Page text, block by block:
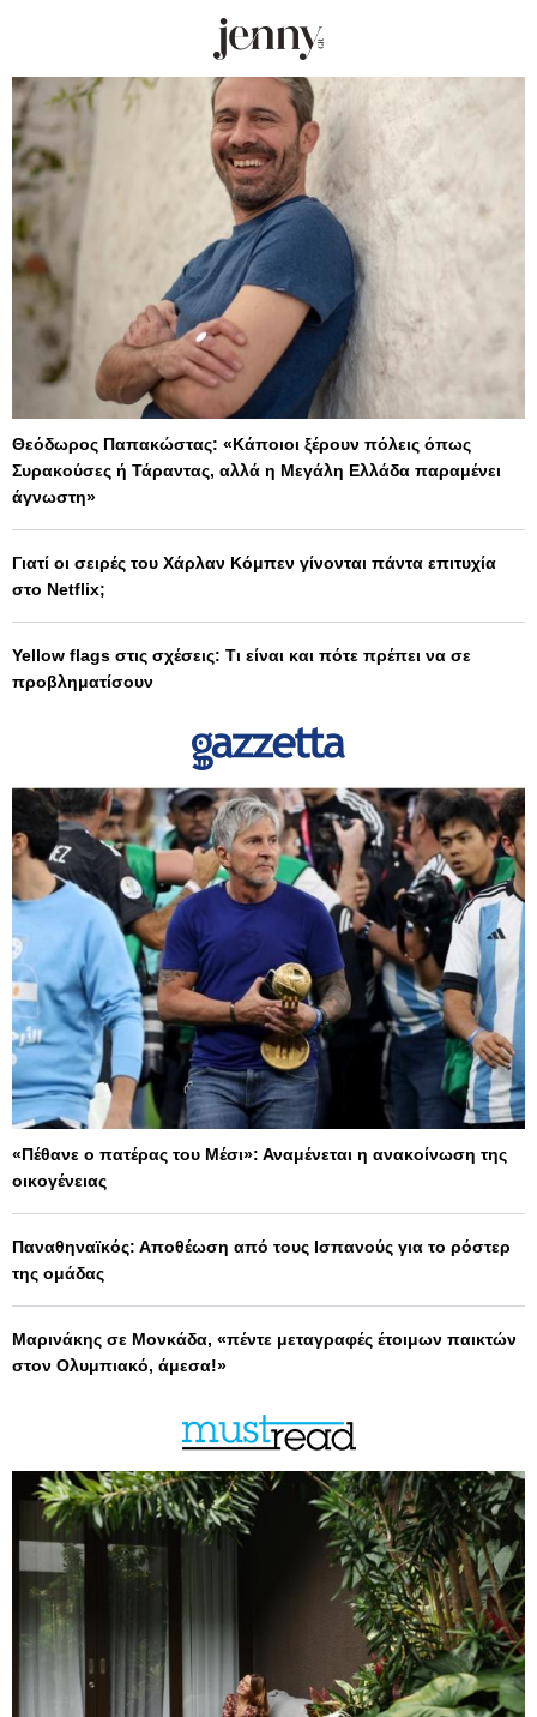
Θεόδωρος Παπακώστας: «Κάποιοι ξέρουν πόλεις όπως
Συρακούσες ή Τάραντας, αλλά η Μεγάλη Ελλάδα παραμένει
άγνωστη»
Γιατί οι σειρές του Χάρλαν Κόμπεν γίνονται πάντα επιτυχία
στο Netflix;
Yellow flags στις σχέσεις: Τι είναι και πότε πρέπει να σε
προβληματίσουν
«Πέθανε ο πατέρας του Μέσι»: Αναμένεται η ανακοίνωση της
οικογένειας
Παναθηναϊκός: Αποθέωση από τους Ισπανούς για το ρόστερ
της ομάδας
Μαρινάκης σε Μονκάδα, «πέντε μεταγραφές έτοιμων παικτών
στον Ολυμπιακό, άμεσα!»